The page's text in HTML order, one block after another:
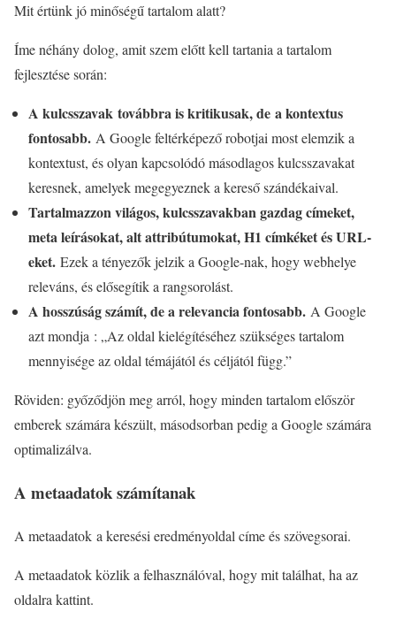
Mit értünk jó minőségű tartalom alatt?
Íme néhány dolog, amit szem előtt kell tartania a tartalom
fejlesztése során:
A kulcsszavak továbbra is kritikusak, de a kontextus
fontosabb. A Google feltérképező robotjai most elemzik a
kontextust, és olyan kapcsolódó másodlagos kulcsszavakat
keresnek, amelyek megegyeznek a kereső szándékaival.
Tartalmazzon világos, kulcsszavakban gazdag címeket,
meta leírásokat, alt attribútumokat, H1 címkéket és URL-
eket. Ezek a tényezők jelzik a Google-nak, hogy webhelye
releváns, és elősegítik a rangsorolást.
A hosszúság számít, de a relevancia fontosabb. A Google
azt mondja : „Az oldal kielégítéséhez szükséges tartalom
mennyisége az oldal témájától és céljától függ.”
Röviden: győződjön meg arról, hogy minden tartalom először
emberek számára készült, másodsorban pedig a Google számára
optimalizálva.
A metaadatok számítanak
A metaadatok a keresési eredményoldal címe és szövegsorai.
A metaadatok közlik a felhasználóval, hogy mit találhat, ha az
oldalra kattint.